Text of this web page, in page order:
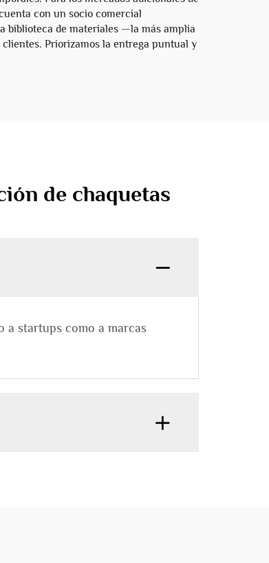
con un socio comercial
biblioteca de materiales —la más amplia
Priorizamos la entrega puntual y
de chaquetas
a startups como a marcas